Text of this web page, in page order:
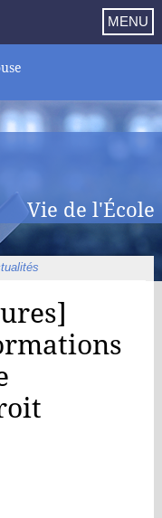
MENU
Vie de l'École